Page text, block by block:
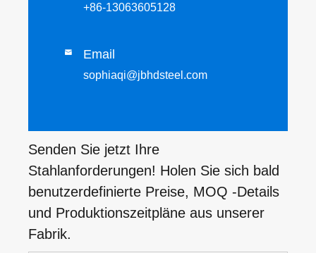
+86-13063605128
 Email
sophiaqi@jbhdsteel.com
Senden Sie jetzt Ihre
Stahlanforderungen! Holen Sie sich bald
benutzerdefinierte Preise, MOQ -Details
und Produktionszeitpläne aus unserer
Fabrik.